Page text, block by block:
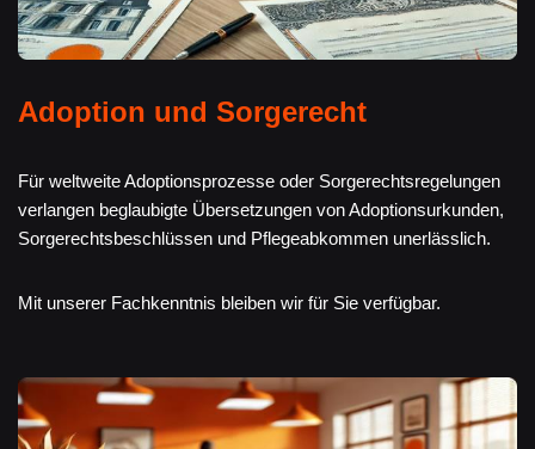
Adoption und Sorgerecht
Für weltweite Adoptionsprozesse oder Sorgerechtsregelungen
verlangen beglaubigte Übersetzungen von Adoptionsurkunden,
Sorgerechtsbeschlüssen und Pflegeabkommen unerlässlich.
Mit unserer Fachkenntnis bleiben wir für Sie verfügbar.